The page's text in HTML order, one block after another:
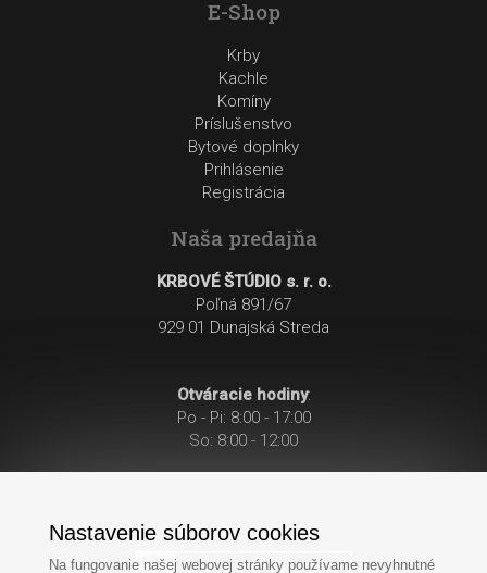
E-Shop
Krby
Kachle
Komíny
Príslušenstvo
Bytové doplnky
Prihlásenie
Registrácia
Naša predajňa
KRBOVÉ ŠTÚDIO s. r. o.
Poľná 891/67
929 01 Dunajská Streda
Otváracie hodiny:
Po - Pi: 8:00 - 17:00
So: 8:00 - 12:00
Nastavenie súborov cookies
Na fungovanie našej webovej stránky používame nevyhnutné